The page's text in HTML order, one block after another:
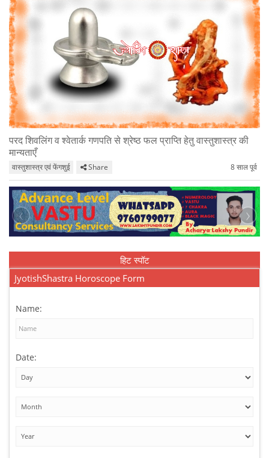
परद शिवलिंग व श्वेतार्क गणपति से श्रेष्ठ फल प्राप्ति हेतु वास्तुशास्त्र की
मान्यताएँ
वास्तुशास्त्र एवं फेंगशुई Share 8 साल पूर्व
‹ ›
हिट स्पॉट
JyotishShastra Horoscope Form
Name:
Date: